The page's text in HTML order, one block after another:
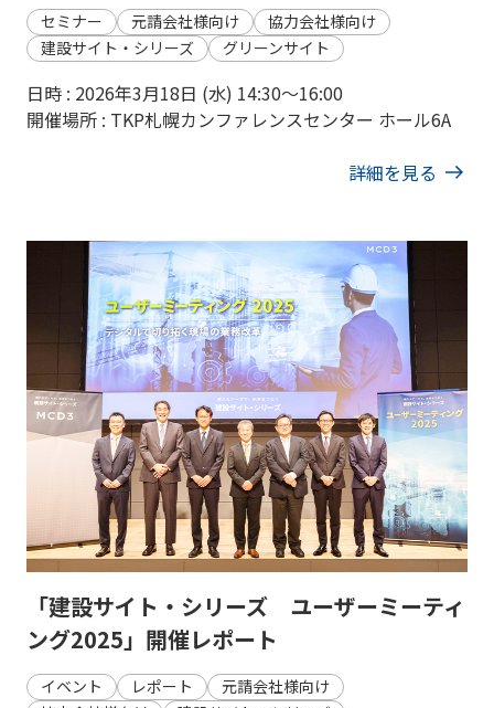
セミナー 元請会社様向け
協力会社様向け
建設サイト・シリーズ
グリーンサイト
日時 : 2026年3月18日 (水) 14:30〜16:00
開催場所 : TKP札幌カンファレンスセンター ホール6A
詳細を見る
「建設サイト・シリーズ ユーザーミーティ
ング2025」開催レポート
イベント レポート
元請会社様向け